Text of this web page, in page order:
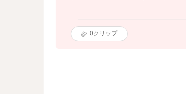
0クリップ